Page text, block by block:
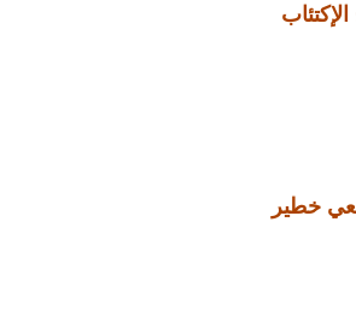
خطير